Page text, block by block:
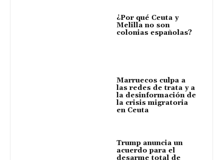
¿Por qué Ceuta y
Melilla no son
colonias españolas?
Marruecos culpa a
las redes de trata y a
la desinformación de
la crisis migratoria
en Ceuta
Trump anuncia un
acuerdo para el
desarme total de